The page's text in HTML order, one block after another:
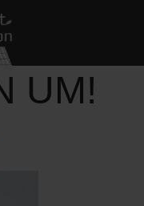
UM!